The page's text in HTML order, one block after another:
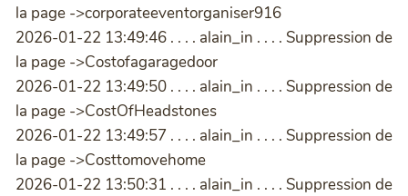
la page ->corporateeventorganiser916
2026-01-22 13:49:46 . . . . alain_in . . . . Suppression de
la page ->Costofagaragedoor
2026-01-22 13:49:50 . . . . alain_in . . . . Suppression de
la page ->CostOfHeadstones
2026-01-22 13:49:57 . . . . alain_in . . . . Suppression de
la page ->Costtomovehome
2026-01-22 13:50:31 . . . . alain_in . . . . Suppression de